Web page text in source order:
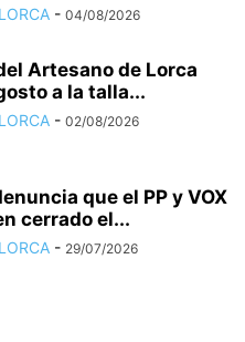
- 04/08/2026
Artesano de Lorca
a la talla...
- 02/08/2026
que el PP y VOX
cerrado el...
- 29/07/2026